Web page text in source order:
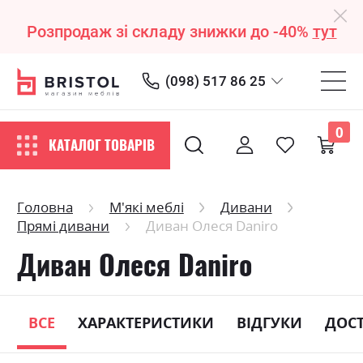
Розпродаж зі складу знижки до -40% тут
(098) 517 86 25
КАТАЛОГ ТОВАРІВ
0
Головна М'які меблі
Дивани
Прямі дивани
Диван Олеся Daniro
Диван Олеся Daniro
ВСЕ ХАРАКТЕРИСТИКИ ВІДГУКИ